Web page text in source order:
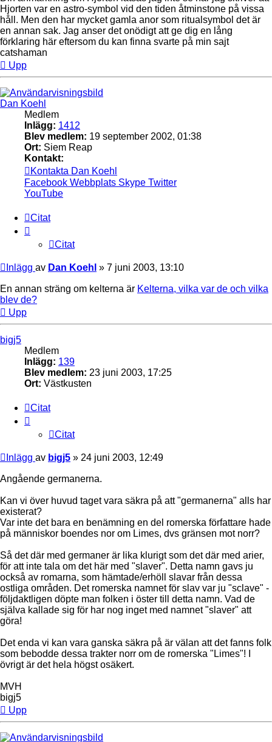
Hjorten var en astro-symbol vid den tiden åtminstone på vissa
håll. Men den har mycket gamla anor som ritualsymbol det är
en annan sak. Jag anser det onödigt att ge dig en lång
förklaring här eftersom du kan finna svarte på min sajt
catshaman
Upp
Dan Koehl
Medlem
Inlägg: 1412
Blev medlem: 19 september 2002, 01:38
Ort: Siem Reap
Kontakt:
Kontakta Dan Koehl
Facebook Webbplats Skype Twitter
YouTube
Citat
Citat
Inlägg av Dan Koehl » 7 juni 2003, 13:10
En annan sträng om kelterna är Kelterna, vilka var de och vilka
blev de?
Upp
bigj5
Medlem
Inlägg: 139
Blev medlem: 23 juni 2003, 17:25
Ort: Västkusten
Citat
Citat
Inlägg av bigj5 » 24 juni 2003, 12:49
Angående germanerna.
Kan vi över huvud taget vara säkra på att "germanerna" alls har
existerat?
Var inte det bara en benämning en del romerska författare hade
på människor boendes nor om Limes, dvs gränsen mot norr?
Så det där med germaner är lika klurigt som det där med arier,
för att inte tala om det här med "slaver". Detta namn gavs ju
också av romarna, som hämtade/erhöll slavar från dessa
ostliga områden. Det romerska namnet för slav var ju "sclave" -
följdaktligen döpte man folken i öster till detta namn. Vad de
själva kallade sig för har nog inget med namnet "slaver" att
göra!
Det enda vi kan vara ganska säkra på är välan att det fanns folk
som bebodde dessa trakter norr om de romerska "Limes"! I
övrigt är det hela högst osäkert.
MVH
bigj5
Upp